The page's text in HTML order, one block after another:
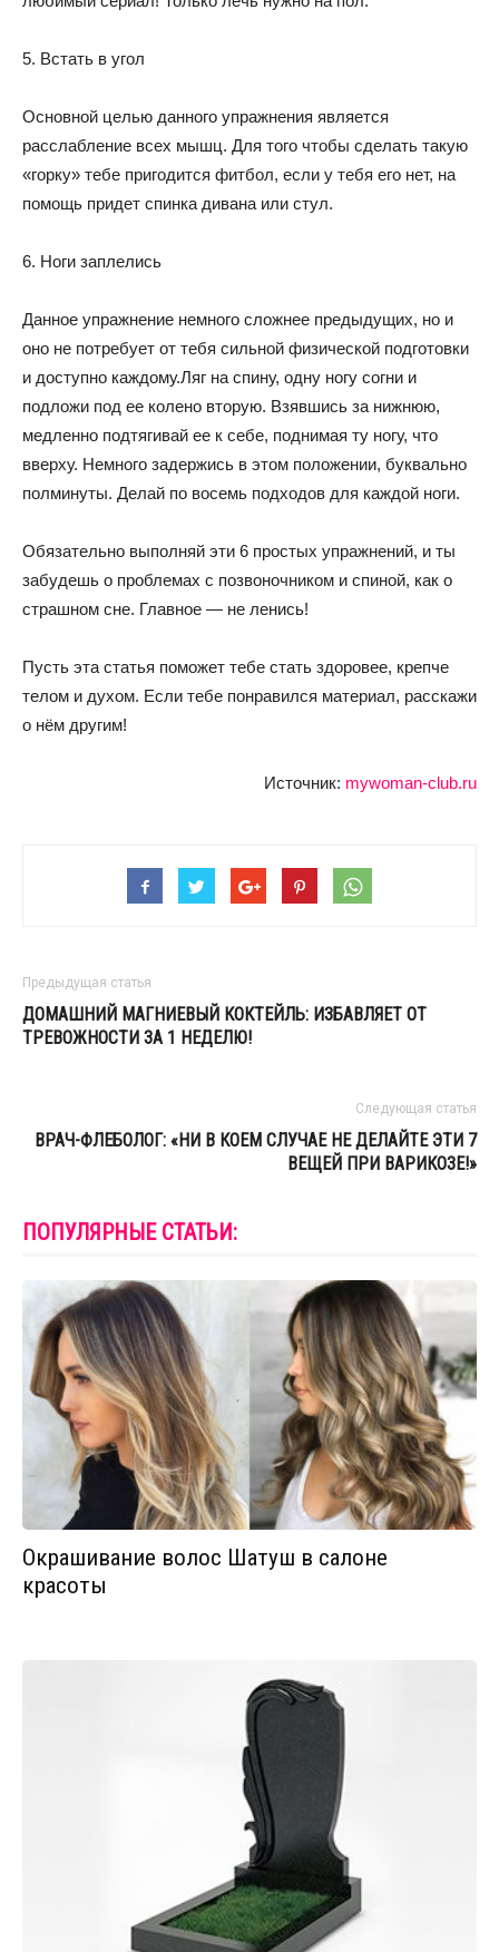
5. Встать в угол
Основной целью данного упражнения является
расслабление всех мышц. Для того чтобы сделать такую
«горку» тебе пригодится фитбол, если у тебя его нет, на
помощь придет спинка дивана или стул.
6. Ноги заплелись
Данное упражнение немного сложнее предыдущих, но и
оно не потребует от тебя сильной физической подготовки
и доступно каждому.Ляг на спину, одну ногу согни и
подложи под ее колено вторую. Взявшись за нижнюю,
медленно подтягивай ее к себе, поднимая ту ногу, что
вверху. Немного задержись в этом положении, буквально
полминуты. Делай по восемь подходов для каждой ноги.
Обязательно выполняй эти 6 простых упражнений, и ты
забудешь о проблемах с позвоночником и спиной, как о
страшном сне. Главное — не ленись!
Пусть эта статья поможет тебе стать здоровее, крепче
телом и духом. Если тебе понравился материал, расскажи
о нём другим!
Источник: mywoman-club.ru
Предыдущая статья
ДОМАШНИЙ МАГНИЕВЫЙ КОКТЕЙЛЬ: ИЗБАВЛЯЕТ ОТ
ТРЕВОЖНОСТИ ЗА 1 НЕДЕЛЮ!
Следующая статья
ВРАЧ-ФЛЕБОЛОГ: «НИ В КОЕМ СЛУЧАЕ НЕ ДЕЛАЙТЕ ЭТИ 7
ВЕЩЕЙ ПРИ ВАРИКОЗЕ!»
ПОПУЛЯРНЫЕ СТАТЬИ:
Окрашивание волос Шатуш в салоне
красоты